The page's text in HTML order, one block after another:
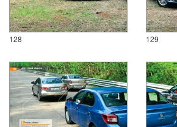
128 129